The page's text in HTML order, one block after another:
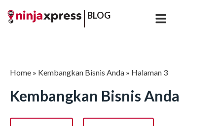
BLOG
Home » Kembangkan Bisnis Anda » Halaman 3
Kembangkan Bisnis Anda